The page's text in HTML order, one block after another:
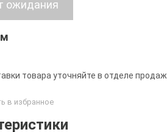
товара уточняйте в отделе продаж.